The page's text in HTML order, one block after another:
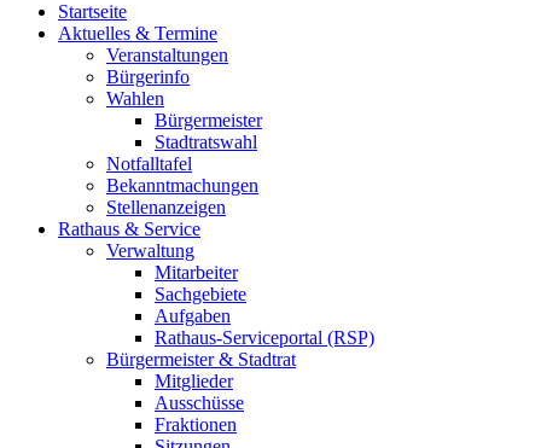
Startseite
Aktuelles & Termine
Veranstaltungen
Bürgerinfo
Wahlen
Bürgermeister
Stadtratswahl
Notfalltafel
Bekanntmachungen
Stellenanzeigen
Rathaus & Service
Verwaltung
Mitarbeiter
Sachgebiete
Aufgaben
Rathaus-Serviceportal (RSP)
Bürgermeister & Stadtrat
Mitglieder
Ausschüsse
Fraktionen